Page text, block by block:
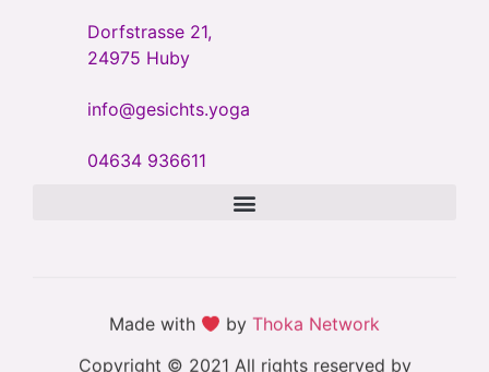
Dorfstrasse 21,
24975 Huby
info@gesichts.yoga
04634 936611
Made with byThoka Network
Copyright © 2021 All rights reserved by